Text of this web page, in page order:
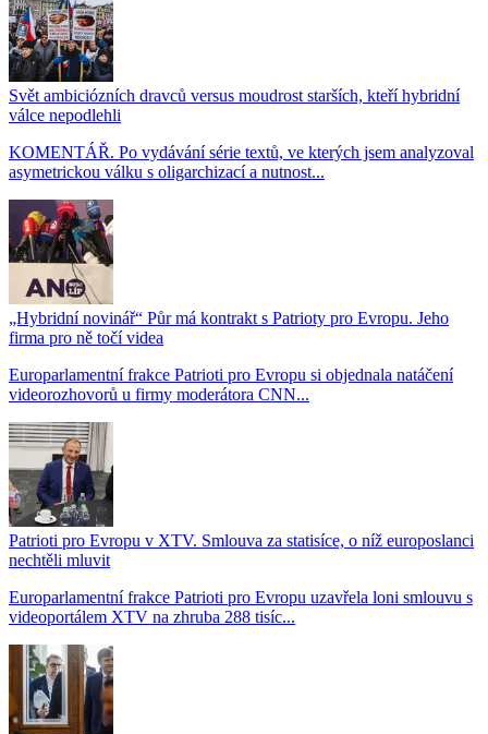
Svět ambiciózních dravců versus moudrost starších, kteří hybridní
válce nepodlehli
KOMENTÁŘ. Po vydávání série textů, ve kterých jsem analyzoval
asymetrickou válku s oligarchizací a nutnost...
„Hybridní novinář“ Půr má kontrakt s Patrioty pro Evropu. Jeho
firma pro ně točí videa
Europarlamentní frakce Patrioti pro Evropu si objednala natáčení
videorozhovorů u firmy moderátora CNN...
Patrioti pro Evropu v XTV. Smlouva za statisíce, o níž europoslanci
nechtěli mluvit
Europarlamentní frakce Patrioti pro Evropu uzavřela loni smlouvu s
videoportálem XTV na zhruba 288 tisíc...